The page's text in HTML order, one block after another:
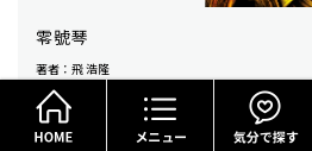
零號琴
著者：飛 浩隆
出版社：早川書房
紙書籍で買う